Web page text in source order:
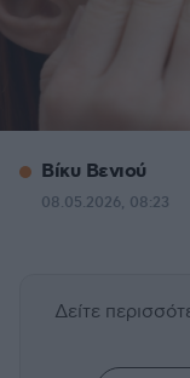
Βίκυ Βενιού
08.05.2026, 08:23
Δείτε